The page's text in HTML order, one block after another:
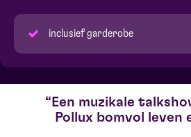
inclusief garderobe
Een muzikale
Pollux bomvol leven